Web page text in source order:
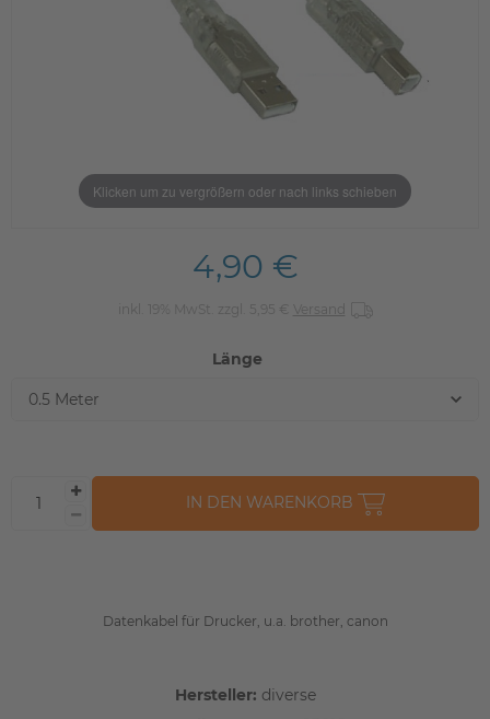
Klicken um zu vergrößern oder nach links schieben
Datenkabel für Drucker, u.a. brother, canon
Hersteller: diverse
4,90 €
inkl. 19% MwSt. zzgl. 5,95 € Versand
Länge
IN DEN WARENKORB